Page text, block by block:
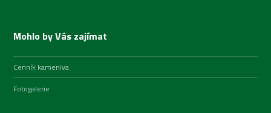
Mohlo by Vás zajímat
Cenník kameniva
Fotogalerie